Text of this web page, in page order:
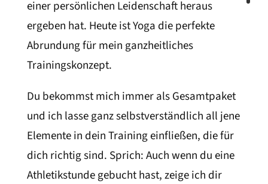
einer persönlichen Leidenschaft heraus
ergeben hat. Heute ist Yoga die perfekte
Abrundung für mein ganzheitliches
Trainingskonzept.
Du bekommst mich immer als Gesamtpaket
und ich lasse ganz selbstverständlich all jene
Elemente in dein Training einfließen, die für
dich richtig sind. Sprich: Auch wenn du eine
Athletikstunde gebucht hast, zeige ich dir